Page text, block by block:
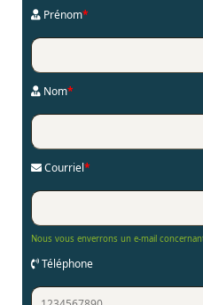
Prénom*
Nom*
Courriel*
Nous vous enverrons un e-mail
Téléphone